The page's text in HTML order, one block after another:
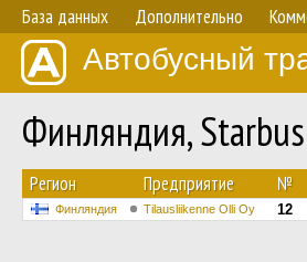
База данных Дополнительно
Автобусный
Финляндия,
Регион Предприятие №
Финляндия Tilausliikenne Olli Oy 12